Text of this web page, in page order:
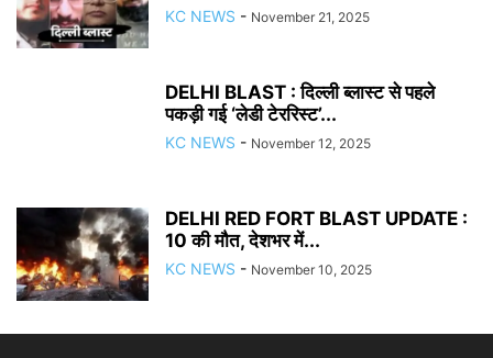
KC NEWS - November 21, 2025
DELHI BLAST : दिल्ली ब्लास्ट से पहले
पकड़ी गई ‘लेडी टेररिस्ट’...
KC NEWS - November 12, 2025
DELHI RED FORT BLAST UPDATE :
10 की मौत, देशभर में...
KC NEWS - November 10, 2025